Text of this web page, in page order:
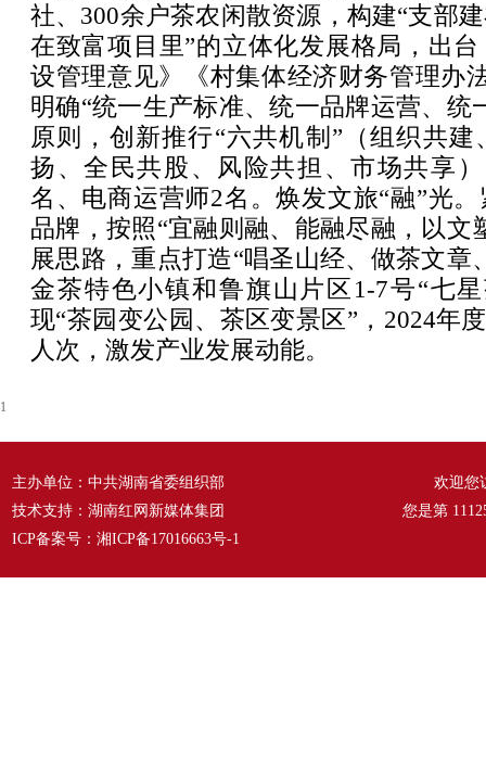
社、300余户茶农闲散资源，构建“支部
在致富项目里”的立体化发展格局，出
设管理意见》《村集体经济财务管理办
明确“统一生产标准、统一品牌运营、统
原则，创新推行“六共机制”（组织共
扬、全民共股、风险共担、市场共享
名、电商运营师2名。焕发文旅“融”光
品牌，按照“宜融则融、能融尽融，以文
展思路，重点打造“唱圣山经、做茶文章
金茶特色小镇和鲁旗山片区1-7号“七
现“茶园变公园、茶区变景区”，2024年
人次，激发产业发展动能。
1
主办单位：中共湖南省委组织部
技术支持：湖南红网新媒体集团
ICP备案号： 湘ICP备17016663号-1
欢迎您
您是第